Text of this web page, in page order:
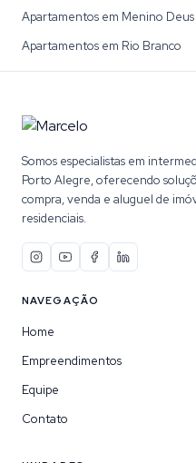
Apartamentos em Menino Deus
Apartamentos em Rio Branco
Somos especialistas em
Porto Alegre, oferecendo
compra, venda e aluguel de
residenciais.
NAVEGAÇÃO
Home
Empreendimentos
Equipe
Contato